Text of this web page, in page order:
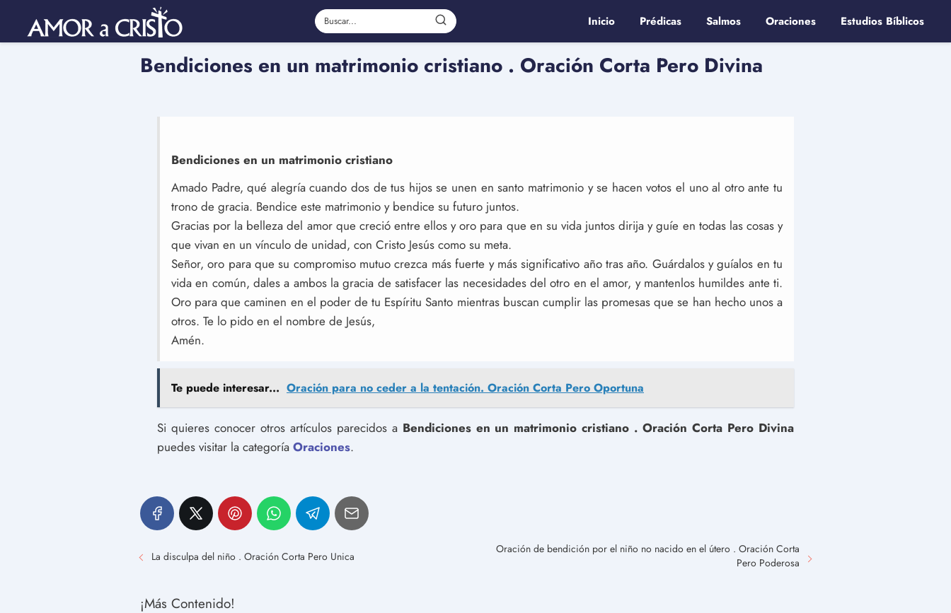
Inicio Prédicas Salmos Oraciones Estudios Bíblicos
Bendiciones en un matrimonio cristiano . Oración Corta Pero Divina
Bendiciones en un matrimonio cristiano
Amado Padre, qué alegría cuando dos de tus hijos se unen en santo matrimonio y se hacen votos el uno al otro ante tu
trono de gracia. Bendice este matrimonio y bendice su futuro juntos.
Gracias por la belleza del amor que creció entre ellos y oro para que en su vida juntos dirija y guíe en todas las cosas y
que vivan en un vínculo de unidad, con Cristo Jesús como su meta.
Señor, oro para que su compromiso mutuo crezca más fuerte y más significativo año tras año. Guárdalos y guíalos en tu
vida en común, dales a ambos la gracia de satisfacer las necesidades del otro en el amor, y mantenlos humildes ante ti.
Oro para que caminen en el poder de tu Espíritu Santo mientras buscan cumplir las promesas que se han hecho unos a
otros. Te lo pido en el nombre de Jesús,
Amén.
Te puede interesar... Oración para no ceder a la tentación. Oración Corta Pero Oportuna
Si quieres conocer otros artículos parecidos a Bendiciones en un matrimonio cristiano . Oración Corta Pero Divina
puedes visitar la categoría Oraciones.
La disculpa del niño . Oración Corta Pero Unica
Oración de bendición por el niño no nacido en el útero . Oración Corta
Pero Poderosa
¡Más Contenido!